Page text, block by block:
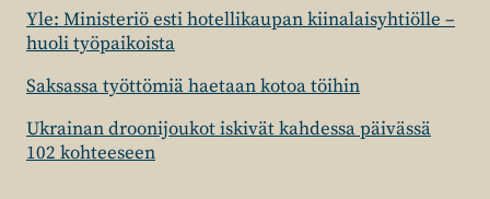
Yle: Ministeriö esti hotellikaupan kiinalaisyhtiölle –
huoli työpaikoista
Saksassa työttömiä haetaan kotoa töihin
Ukrainan droonijoukot iskivät kahdessa päivässä
102 kohteeseen